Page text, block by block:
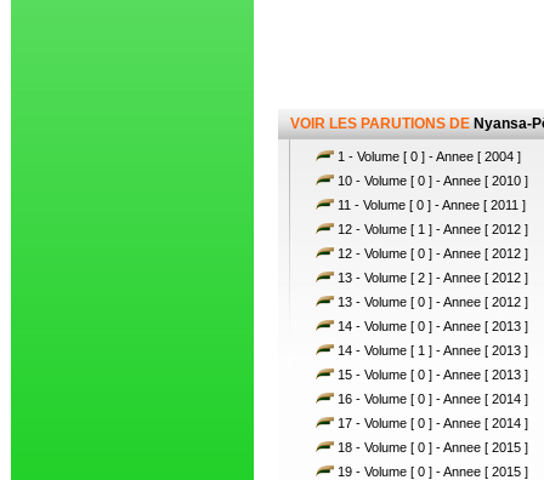
VOIR LES PARUTIONS DE Nyansa-
1 - Volume [ 0 ] - Annee [ 2004 ]
10 - Volume [ 0 ] - Annee [ 2010 ]
11 - Volume [ 0 ] - Annee [ 2011 ]
12 - Volume [ 1 ] - Annee [ 2012 ]
12 - Volume [ 0 ] - Annee [ 2012 ]
13 - Volume [ 2 ] - Annee [ 2012 ]
13 - Volume [ 0 ] - Annee [ 2012 ]
14 - Volume [ 0 ] - Annee [ 2013 ]
14 - Volume [ 1 ] - Annee [ 2013 ]
15 - Volume [ 0 ] - Annee [ 2013 ]
16 - Volume [ 0 ] - Annee [ 2014 ]
17 - Volume [ 0 ] - Annee [ 2014 ]
18 - Volume [ 0 ] - Annee [ 2015 ]
19 - Volume [ 0 ] - Annee [ 2015 ]